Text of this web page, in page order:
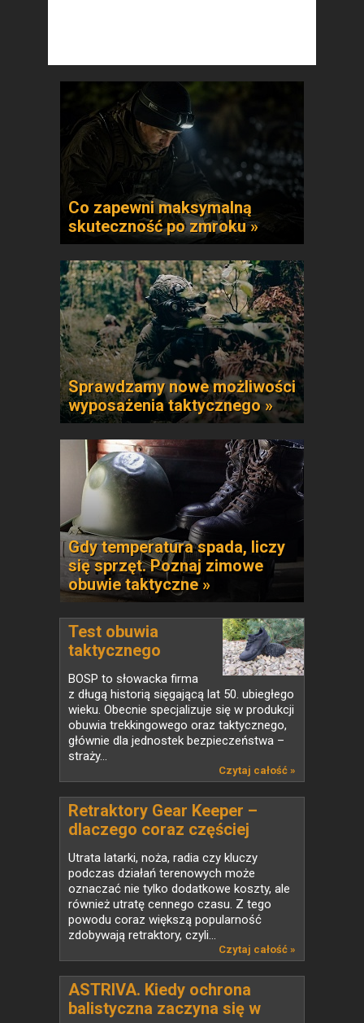
Co zapewni maksymalną
skuteczność po zmroku »
Sprawdzamy nowe możliwości
wyposażenia taktycznego »
Gdy temperatura spada, liczy
się sprzęt. Poznaj zimowe
obuwie taktyczne »
Test obuwia
taktycznego
BOSP to słowacka firma
z długą historią sięgającą lat 50. ubiegłego
wieku. Obecnie specjalizuje się w produkcji
obuwia trekkingowego oraz taktycznego,
głównie dla jednostek bezpieczeństwa –
straży...
Czytaj całość »
Retraktory Gear Keeper –
dlaczego coraz częściej
taktyczne?
Utrata latarki, noża, radia czy kluczy
podczas działań terenowych może
oznaczać nie tylko dodatkowe koszty, ale
również utratę cennego czasu. Z tego
powodu coraz większą popularność
zdobywają retraktory, czyli...
Czytaj całość »
ASTRIVA. Kiedy ochrona
balistyczna zaczyna się w